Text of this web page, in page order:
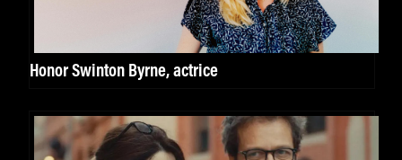
Honor Swinton Byrne, actrice